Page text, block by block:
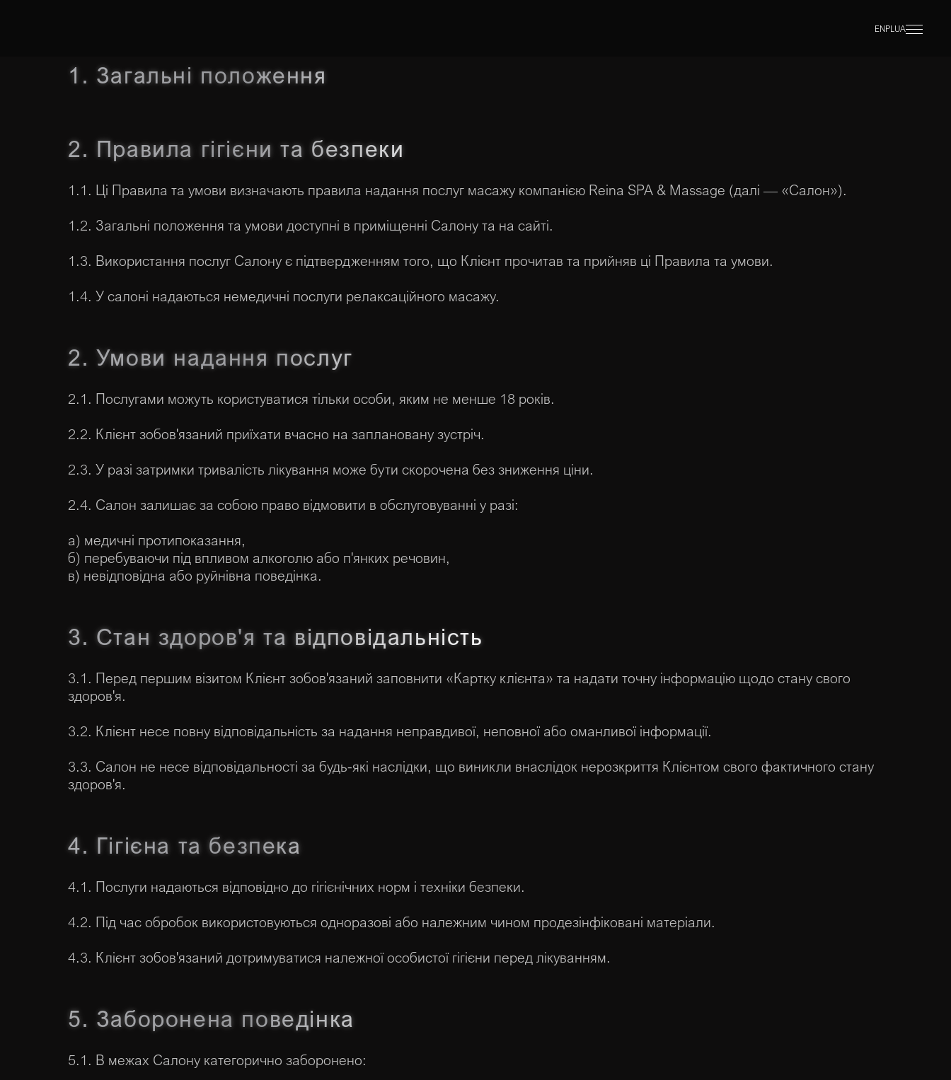
ENPLUA
1. Загальні положення
2. Правила гігієни та безпеки
1.1. Ці Правила та умови визначають правила надання послуг масажу компанією Reina SPA & Massage (далі — «Салон»).
1.2. Загальні положення та умови доступні в приміщенні Салону та на сайті.
1.3. Використання послуг Салону є підтвердженням того, що Клієнт прочитав та прийняв ці Правила та умови.
1.4. У салоні надаються немедичні послуги релаксаційного масажу.
2. Умови надання послуг
2.1. Послугами можуть користуватися тільки особи, яким не менше 18 років.
2.2. Клієнт зобов'язаний приїхати вчасно на заплановану зустріч.
2.3. У разі затримки тривалість лікування може бути скорочена без зниження ціни.
2.4. Салон залишає за собою право відмовити в обслуговуванні у разі:
а) медичні протипоказання,
б) перебуваючи під впливом алкоголю або п'янких речовин,
в) невідповідна або руйнівна поведінка.
3. Стан здоров'я та відповідальність
3.1. Перед першим візитом Клієнт зобов'язаний заповнити «Картку клієнта» та надати точну інформацію щодо стану свого
здоров'я.
3.2. Клієнт несе повну відповідальність за надання неправдивої, неповної або оманливої інформації.
3.3. Салон не несе відповідальності за будь-які наслідки, що виникли внаслідок нерозкриття Клієнтом свого фактичного стану
здоров'я.
4. Гігієна та безпека
4.1. Послуги надаються відповідно до гігієнічних норм і техніки безпеки.
4.2. Під час обробок використовуються одноразові або належним чином продезінфіковані матеріали.
4.3. Клієнт зобов'язаний дотримуватися належної особистої гігієни перед лікуванням.
5. Заборонена поведінка
5.1. В межах Салону категорично заборонено: